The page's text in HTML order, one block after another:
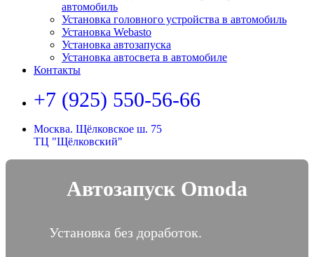
автомобиль
Установка головного устройства в автомобиль
Установка Webasto
Установка автозапуска
Установка автосвета в автомобиле
Контакты
+7 (925) 550-56-66
Москва. Щёлковское ш. 75
ТЦ "Щёлковский"
Автозапуск Omoda
Установка без доработок.